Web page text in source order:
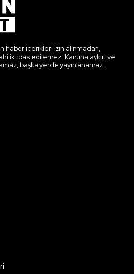
haber içerikleri izin alınmadan,
iktibas edilemez. Kanuna aykırı ve
başka yerde yayınlanamaz.